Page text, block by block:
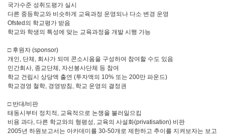
국가수준 성취도평가 실시
다른 중등학교와 비슷하게 교육과정 운영되나 다소 변경 운영
Ofsted의 학교평가 받음
학교와 학생의 특성에 맞는 교육과정을 개발 시행 가능
□ 후원자 (sponsor)
개인, 단체, 회사가 되며 콘소시움을 구성하여 참여할 수도 있음
민간회사, 종교단체, 자선봉사단체 등 참여
학교 건립시 상당액 출연 (투자액의 10% 또는 200만 파운드)
학교경영 철학, 경영방침, 학교 운영의 결정권
□ 반대/비판
태동시부터 정치적, 교육적으로 논쟁을 불러일으킴
비용 과다, 다른 학교와의 형평성, 교육의 사설화(privatisation) 비판
2005년 하원보고서는 아카데미를 30-50개로 제한하고 추이를 지켜보자는 보고